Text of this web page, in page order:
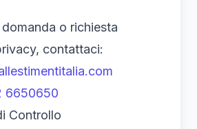
o richiesta
contattaci:
6650650
Controllo